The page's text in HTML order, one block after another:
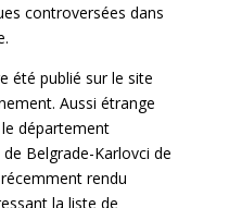
controversées dans
été publié sur le site
Aussi étrange
le département
Belgrade-Karlovci de
rendu
la liste de